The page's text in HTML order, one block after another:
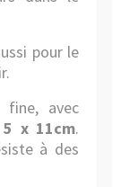
pour le
avec
x 11cm.
à des